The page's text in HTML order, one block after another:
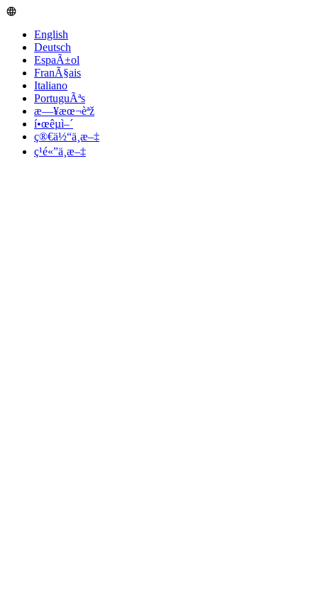
English
Deutsch
EspaÃ±ol
FranÃ§ais
Italiano
PortuguÃªs
æ—¥æœ¬èªž
í•œêµ­ì–´
ç®€ä½“ä¸­æ–‡
ç¹é«”ä¸­æ–‡